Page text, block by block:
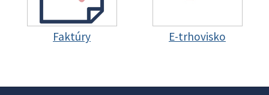
Faktúry E-trhovisko